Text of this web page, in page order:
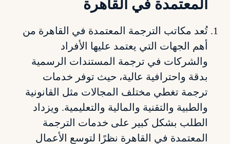
المعتمدة في القاهرة
تُعد مكاتب الترجمة المعتمدة في القاهرة من
أهم الجهات التي يعتمد عليها الأفراد
والشركات في ترجمة المستندات الرسمية
بدقة واحترافية عالية، حيث توفر خدمات
ترجمة تغطي مختلف المجالات مثل القانونية
والطبية والتقنية والمالية والتعليمية. ويزداد
الطلب بشكل كبير على خدمات الترجمة
المعتمدة في القاهرة نظرًا لتوسع الأعمال